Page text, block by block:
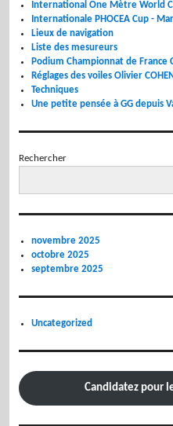
International One Mètre World
Internationale PHOCEA Cup -
Lieux de navigation
Liste des mesureurs
Podium Championnat de France
Réglages des voiles Olivier
Techniques
Une petite pensée à GG depuis
Rechercher
novembre 2025
octobre 2025
septembre 2025
Uncategorized
Candidatez pour